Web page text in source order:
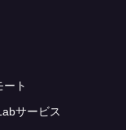
ート
サービス